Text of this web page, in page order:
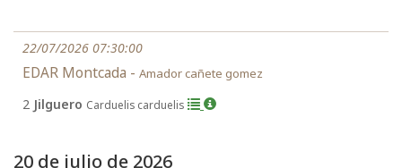
22/07/2026 07:30:00
EDAR Montcada - Amador cañete gomez
2 Jilguero Carduelis carduelis
20 de julio de 2026